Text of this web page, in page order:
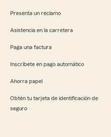
Presenta un reclamo
Asistencia en la carretera
Paga una factura
Inscríbete en pago automático
Ahorra papel
Obtén tu tarjeta de identificación de
seguro